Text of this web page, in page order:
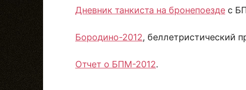
Дневник танкиста на бронепоезде с
Бородино-2012, беллетристический
Отчет о БПМ-2012.